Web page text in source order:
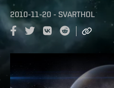
2010-11-20 - SVARTHOL